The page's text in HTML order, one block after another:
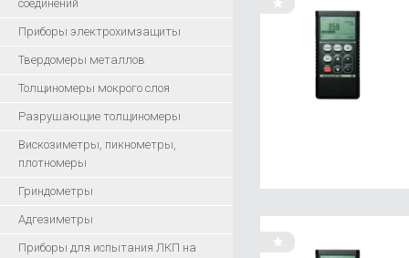
соединений
Приборы электрохимзащиты
Твердомеры металлов
Толщиномеры мокрого слоя
Разрушающие толщиномеры
Вискозиметры, пикнометры,
плотномеры
Гриндометры
Адгезиметры
Приборы для испытания ЛКП на